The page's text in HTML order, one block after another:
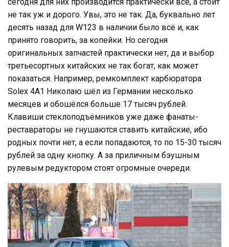
не так уж и дорого. Увы, это не так. Да, буквально лет
десять назад для W123 в наличии было всё и, как
принято говорить, за копейки. Но сегодня
оригинальных запчастей практически нет, да и выбор
третьесортных китайских не так богат, как может
показаться. Например, ремкомплект карбюратора
Solex 4A1 Николаю шёл из Германии несколько
месяцев и обошёлся больше 17 тысяч рублей.
Клавиши стеклоподъёмников уже даже фанаты-
реставраторы не гнушаются ставить китайские, ибо
родных почти нет, а если попадаются, то по 15-30 тысяч
рублей за одну кнопку. А за приличным бэушным
рулевым редуктором стоят огромные очереди.